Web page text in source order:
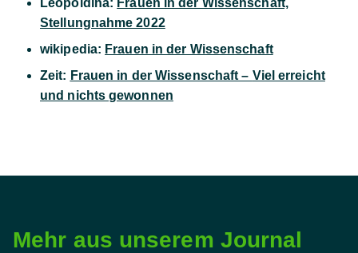
Stellungnahme 2022
wikipedia: Frauen in der Wissenschaft
Zeit: Frauen in der Wissenschaft – Viel erreicht
und nichts gewonnen
Mehr aus unserem Journal